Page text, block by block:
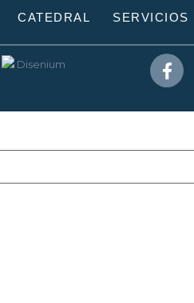
CATEDRAL SERVICIOS
Disenium